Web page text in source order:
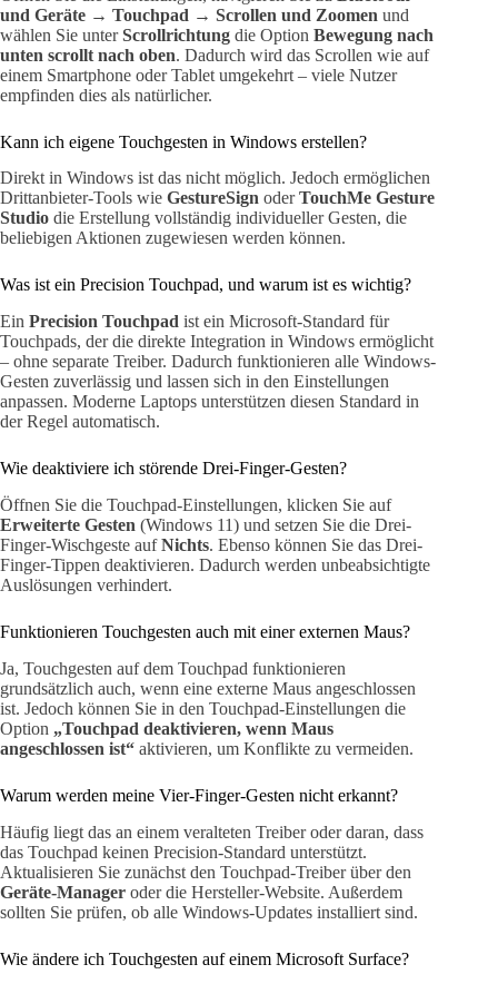
und Geräte → Touchpad → Scrollen und Zoomen und
wählen Sie unterScrollrichtung die Option Bewegung nach
unten scrollt nach oben. Dadurch wird das Scrollen wie auf
einem Smartphone oder Tablet umgekehrt – viele Nutzer
empfinden dies als natürlicher.
Kann ich eigene Touchgesten in Windows erstellen?
Direkt in Windows ist das nicht möglich. Jedoch ermöglichen
Drittanbieter-Tools wie GestureSign oderTouchMe Gesture
Studio die Erstellung vollständig individueller Gesten, die
beliebigen Aktionen zugewiesen werden können.
Was ist ein Precision Touchpad, und warum ist es wichtig?
Ein Precision Touchpad ist ein Microsoft-Standard für
Touchpads, der die direkte Integration in Windows ermöglicht
– ohne separate Treiber. Dadurch funktionieren alle Windows-
Gesten zuverlässig und lassen sich in den Einstellungen
anpassen. Moderne Laptops unterstützen diesen Standard in
der Regel automatisch.
Wie deaktiviere ich störende Drei-Finger-Gesten?
Öffnen Sie die Touchpad-Einstellungen, klicken Sie auf
Erweiterte Gesten (Windows 11) und setzen Sie die Drei-
Finger-Wischgeste aufNichts. Ebenso können Sie das Drei-
Finger-Tippen deaktivieren. Dadurch werden unbeabsichtigte
Auslösungen verhindert.
Funktionieren Touchgesten auch mit einer externen Maus?
Ja, Touchgesten auf dem Touchpad funktionieren
grundsätzlich auch, wenn eine externe Maus angeschlossen
ist. Jedoch können Sie in den Touchpad-Einstellungen die
Option „Touchpad deaktivieren, wenn Maus
angeschlossen ist“ aktivieren, um Konflikte zu vermeiden.
Warum werden meine Vier-Finger-Gesten nicht erkannt?
Häufig liegt das an einem veralteten Treiber oder daran, dass
das Touchpad keinen Precision-Standard unterstützt.
Aktualisieren Sie zunächst den Touchpad-Treiber über den
Geräte-Manager oder die Hersteller-Website. Außerdem
sollten Sie prüfen, ob alle Windows-Updates installiert sind.
Wie ändere ich Touchgesten auf einem Microsoft Surface?